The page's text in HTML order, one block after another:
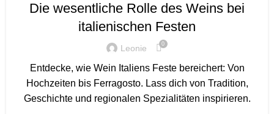
Die wesentliche Rolle des Weins bei
italienischen Festen
Leonie 0
Entdecke, wie Wein Italiens Feste bereichert: Von
Hochzeiten bis Ferragosto. Lass dich von Tradition,
Geschichte und regionalen Spezialitäten inspirieren.